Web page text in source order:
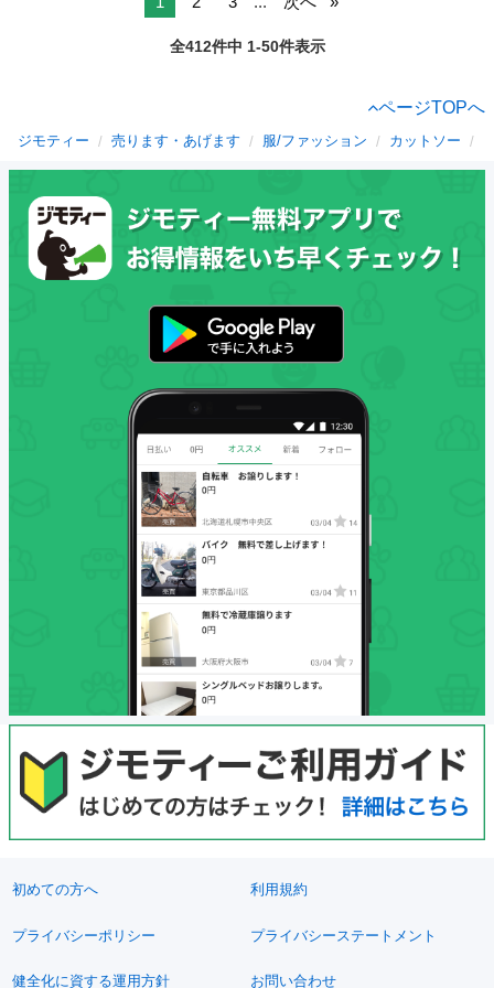
全412件中 1-50件表示
ページTOPへ
ジモティー 売ります・あげます 服/ファッション カットソー
初めての方へ 利用規約
プライバシーポリシー プライバシーステートメント
健全化に資する運用方針 お問い合わせ